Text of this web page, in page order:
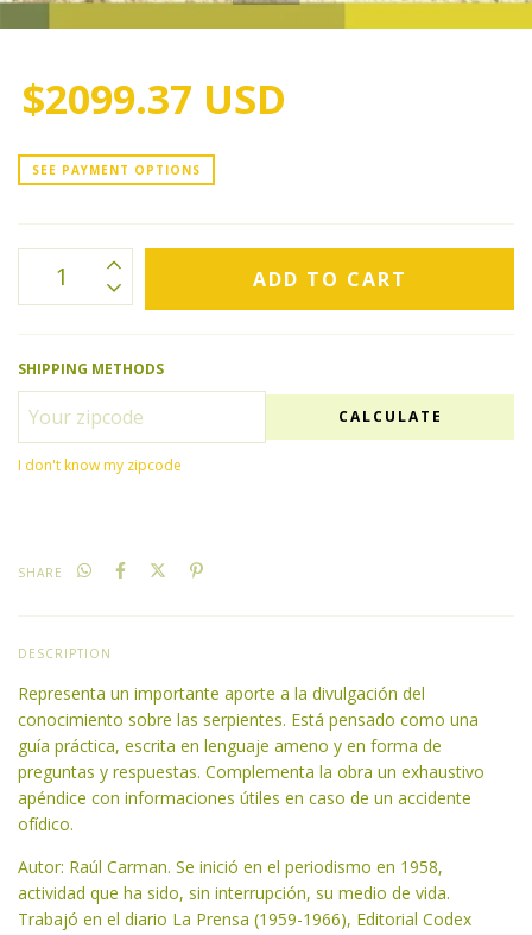
$2099.37 USD
SEE PAYMENT OPTIONS
SHIPPING METHODS
CALCULATE
I don't know my zipcode
SHARE
DESCRIPTION
Representa un importante aporte a la divulgación del
conocimiento sobre las serpientes. Está pensado como una
guía práctica, escrita en lenguaje ameno y en forma de
preguntas y respuestas. Complementa la obra un exhaustivo
apéndice con informaciones útiles en caso de un accidente
ofídico.
Autor: Raúl Carman. Se inició en el periodismo en 1958,
actividad que ha sido, sin interrupción, su medio de vida.
Trabajó en el diario La Prensa (1959-1966), Editorial Codex